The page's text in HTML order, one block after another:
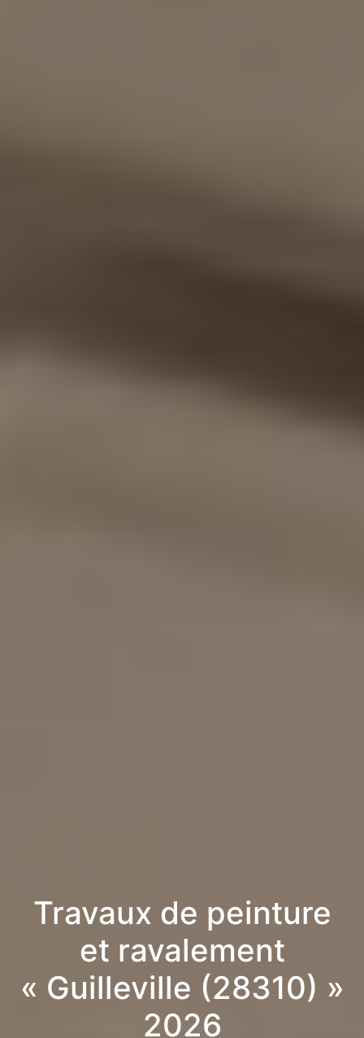
Travaux de peinture
et ravalement
« Guilleville (28310) »
2026